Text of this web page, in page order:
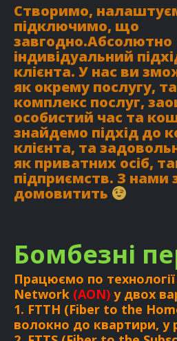
Створимо,
підключимо, що
завгодно.Абсолютно
індивідуальний
клієнта. У нас ви
як окрему послугу,
комплекс послуг,
особистий час та
знайдемо підхід до
клієнта, та
як приватних осіб,
підприємств. З
домовитить
Бомбезні
Працюємо по
Network (AON) у двох
1. FTTH (Fiber to the
волокно до квартири, у